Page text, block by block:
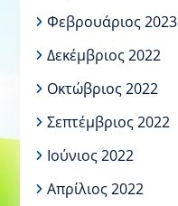
Φεβρουάριος 2023
Δεκέμβριος 2022
Οκτώβριος 2022
Σεπτέμβριος 2022
Ιούνιος 2022
Απρίλιος 2022